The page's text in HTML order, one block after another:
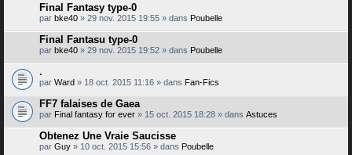
Final Fantasy type-0
par bke40 » 29 nov. 2015 19:55 » dans Poubelle
Final Fantasu type-0
par bke40 » 29 nov. 2015 19:52 » dans Poubelle
.
par Ward » 18 oct. 2015 11:16 » dans Fan-Fics
FF7 falaises de Gaea
par Final fantasy for ever » 15 oct. 2015 18:28 » dans Astuces
Obtenez Une Vraie Saucisse
par Guy » 10 oct. 2015 15:56 » dans Poubelle